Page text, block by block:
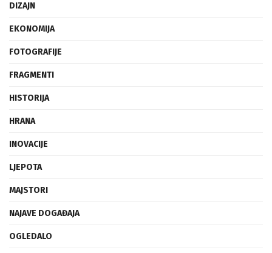
DIZAJN
EKONOMIJA
FOTOGRAFIJE
FRAGMENTI
HISTORIJA
HRANA
INOVACIJE
LJEPOTA
MAJSTORI
NAJAVE DOGAĐAJA
OGLEDALO